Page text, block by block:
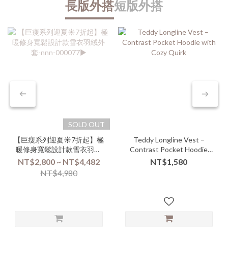
長版外搭短版外搭
SOLD OUT
【巨瘦系列迎夏☀️7折起】極
暖修身寬鬆設計款雪衣羽絨
外套-nnn-000077▶
NT$2,800 ~ NT$4,482
NT$4,980
Teddy Longline Vest –
Contrast Pocket Hoodie
with Cozy Quirk
NT$1,580